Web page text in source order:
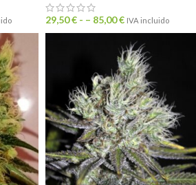
29,50€ - – 85,00€ IVA incluido